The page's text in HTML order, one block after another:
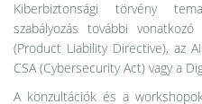
Kiberbiztonsági törvény
szabályozás további
(Product Liability Directive), az
CSA (Cybersecurity Act) vagy a
A konzultációk és a